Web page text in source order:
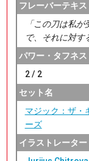
フレーバーテキス
「この刀は私
で、それに対す
パワー・タフネス
2 / 2
セット名
マジック：ザ・
ーズ
イラストレーター